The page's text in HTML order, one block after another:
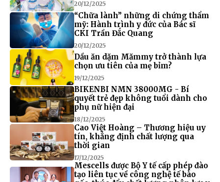
20/12/2025
“Chữa lành” những di chứng thẩm
mỹ: Hành trình y đức của Bác sĩ
CKI Trần Đắc Quang
20/12/2025
Dầu ăn dặm Mămmy trở thành lựa
chọn ưu tiên của mẹ bỉm?
19/12/2025
BIKENBI NMN 38000MG - Bí
quyết trẻ đẹp không tuổi dành cho
phụ nữ hiện đại
18/12/2025
Cao Việt Hoàng – Thương hiệu uy
tín, khẳng định chất lượng qua
thời gian
17/12/2025
Mescells được Bộ Y tế cấp phép đào
tạo liên tục về công nghệ tế bào